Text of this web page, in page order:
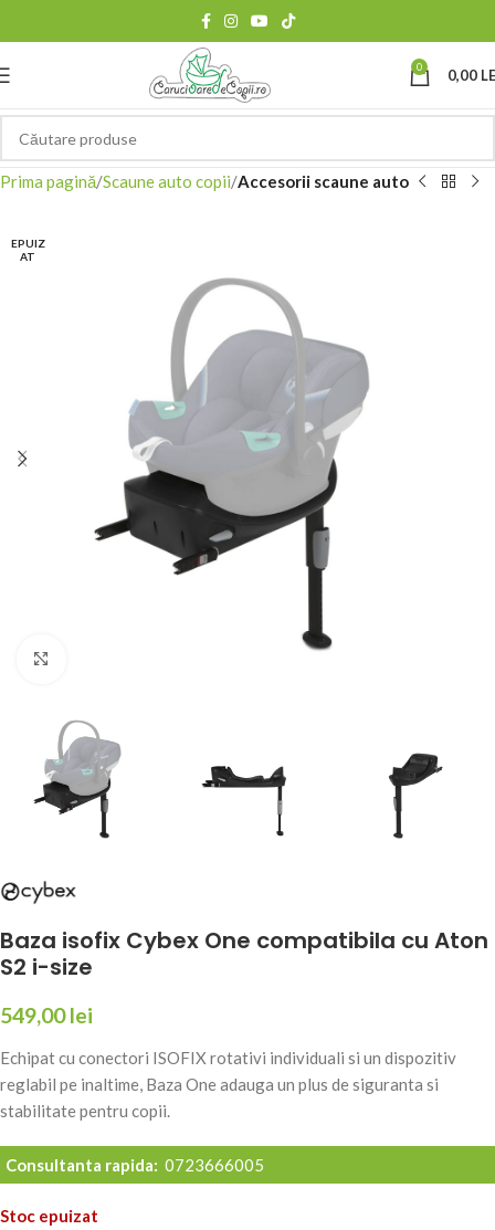
0 0,00
Prima pagină Scaune auto copii Accesorii scaune auto
EPUIZ
AT
Baza isofix Cybex One compatibila cu Aton
S2 i-size
549,00lei
Echipat cu conectori ISOFIX rotativi individuali si un dispozitiv
reglabil pe inaltime, Baza One adauga un plus de siguranta si
stabilitate pentru copii.
Consultanta rapida: 0723666005
Stoc epuizat